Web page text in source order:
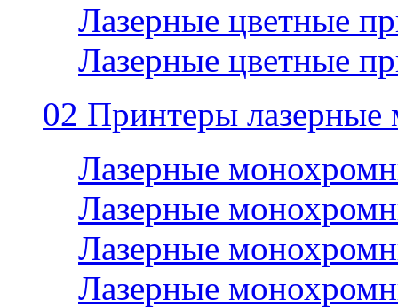
Лазерные цветные
Лазерные цветные
02 Принтеры
Лазерные
Лазерные
Лазерные
Лазерные